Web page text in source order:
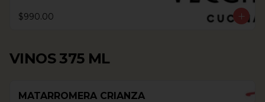
$990.00
VINOS 375 ML
MATARROMERA CRIANZA